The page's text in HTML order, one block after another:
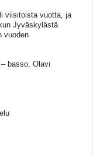
viisitoista vuotta, ja
Jyväskylästä
vuoden
basso, Olavi